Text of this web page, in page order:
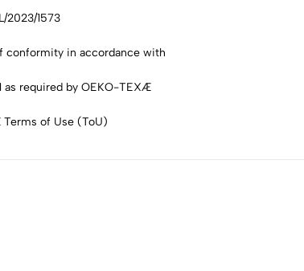
2023/1573
conformity in accordance with
as required by OEKO-TEXÆ
of Use (ToU)